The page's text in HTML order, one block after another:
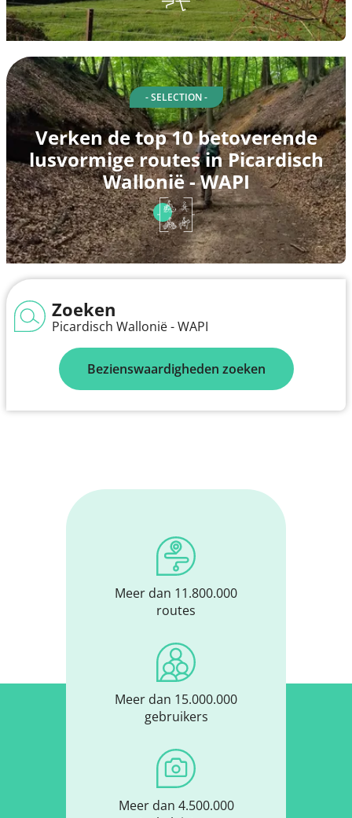
- SELECTION -
Verken de top 10 betoverende
lusvormige routes in Picardisch
Wallonië - WAPI
Zoeken
Picardisch Wallonië - WAPI
Bezienswaardigheden zoeken
Meer dan 11.800.000
routes
Meer dan 15.000.000
gebruikers
Meer dan 4.500.000